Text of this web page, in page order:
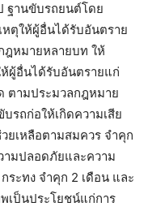
ฐานขับรถยนต์โดย
หตุให้ผู้อื่นได้รับอันตราย
ฎหมายหลายบท ให้
ผู้อื่นได้รับอันตรายแก่
ตามประมวลกฎหมาย
รถก่อให้เกิดความเสีย
เหลือตามสมควร จำคุก
ามปลอดภัยและความ
ระทง จำคุก 2 เดือน และ
เป็นประโยชน์แก่การ